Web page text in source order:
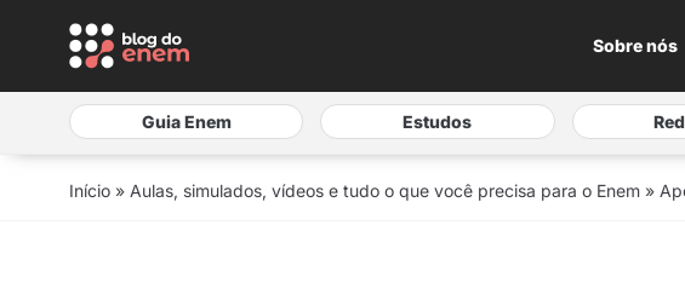
Sobre nós
Guia Enem Estudos
Início » Aulas, simulados, vídeos e tudo o que você precisa para o Enem »